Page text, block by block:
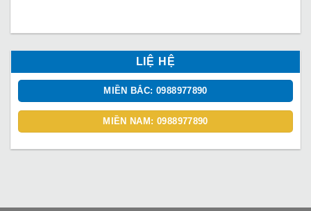
LIỆ HỆ
MIỀN BẮC: 0988977890
MIỀN NAM: 0988977890